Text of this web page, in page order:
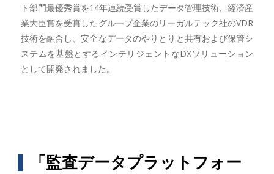
ト部門最優秀賞を14年連続受賞したデータ管理技術、経済産
業大臣賞を受賞したグループ企業のリーガルテック社のVDR
技術を融合し、安全なデータのやりとりと共有および保管シ
ステムを基盤とするインテリジェントなDXソリューション
として開発されました。
「監査データプラットフォー